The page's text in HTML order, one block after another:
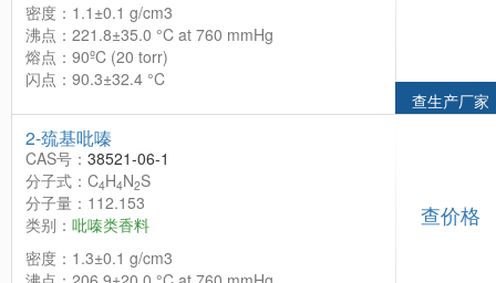
密度：1.1±0.1 g/cm3
沸点：221.8±35.0 °C at 760 mmHg
熔点：90ºC (20 torr)
闪点：90.3±32.4 °C
查生产厂家
2-巯基吡嗪
CAS号： 38521-06-1
分子式：C4H4N2S
分子量：112.153
类别： 吡嗪类香料
密度：1.3±0.1 g/cm3
查价格